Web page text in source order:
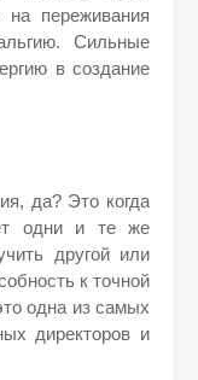
переживания
Сильные
в создание
да? Это когда
одни и те же
другой или
к точной
одна из самых
директоров и